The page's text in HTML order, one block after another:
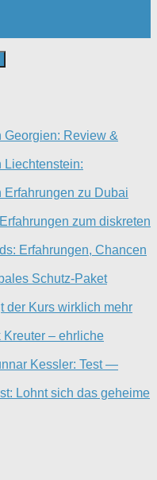
Review &
Liechtenstein:
zu Dubai
zum diskreten
Erfahrungen, Chancen
Schutz-Paket
der Kurs wirklich mehr
Kreuter – ehrliche
Kessler: Test —
Lohnt sich das geheime